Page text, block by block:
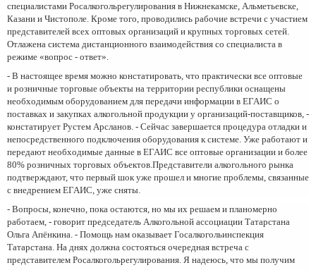
специалистами Росалкогольрегулирования в Нижнекамске, Альметьевске,
Казани и Чистополе. Кроме того, проводились рабочие встречи с участием
представителей всех оптовых организаций и крупных торговых сетей.
Отлажена система дистанционного взаимодействия со специалиста в
режиме «вопрос - ответ».
- В настоящее время можно констатировать, что практически все оптовые
и розничные торговые объекты на территории республики оснащены
необходимым оборудованием для передачи информации в ЕГАИС о
поставках и закупках алкогольной продукции у организаций-поставщиков, -
констатирует Рустем Арсланов. - Сейчас завершается процедура отладки и
непосредственного подключения оборудования к системе. Уже работают и
передают необходимые данные в ЕГАИС все оптовые организации и более
80% розничных торговых объектов.Представители алкогольного рынка
подтверждают, что первый шок уже прошел и многие проблемы, связанные
с внедрением ЕГАИС, уже сняты.
- Вопросы, конечно, пока остаются, но мы их решаем и планомерно
работаем, - говорит председатель Алкогольной ассоциации Татарстана
Ольга Апёнкина. - Помощь нам оказывает Госалкогольинспекция
Татарстана. На днях должна состояться очередная встреча с
представителем Росалкогольрегулирования. Я надеюсь, что мы получим